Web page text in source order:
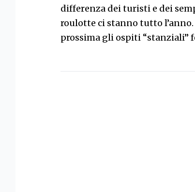
differenza dei turisti e dei
roulotte ci stanno tutto
prossima gli ospiti “stanziali”